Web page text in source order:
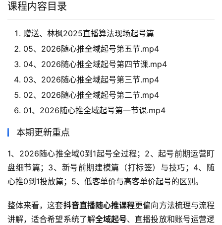
课程内容目录
赠送、林枫2025直播算法现场起号篇
05、2026随心推全域起号第五节.mp4
04、2026随心推全域起号第四节课.mp4
03、2026随心推全域起号第三节.mp4
02、2026随心推全域起号第二节.mp4
01、2026随心推全域起号第一节课.mp4
本期更新重点
1、2026随心推全域0到1起号全过程；2、起号前期运营盯
盘细节篇；3、新号前期建模篇（打标签）与技巧；4、随
心推0到1投放篇；5、低客单价与高客单价起号的区别。
整体来看，这套抖音直播随心推课程更偏向方法梳理与流程
讲解，适合希望系统了解全域起号、直播投放和账号运营逻